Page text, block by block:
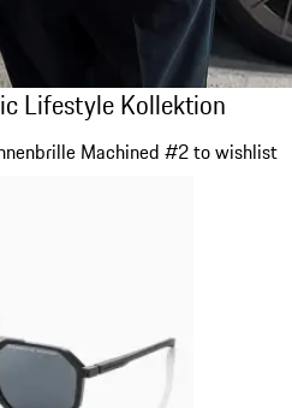
Lifestyle
Lifestyle Kollektion
Machined #2 to wishlist